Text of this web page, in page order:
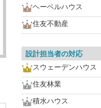
ヘーベルハウス
住友不動産
設計担当者の対応
スウェーデンハウス
住友林業
積水ハウス